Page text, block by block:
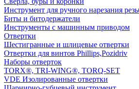
Инструмент для ручного нарезания
Биты и битодержатели
Инструменты с машинным приводом
Отвертки
Шестигранные и шлицевые отвертки
Отвертки для винтов Phillips,Pozidriv
Наборы отверток
TORX®, TRI-WING®, TORQ-SET
VDE Изолированные отвертки